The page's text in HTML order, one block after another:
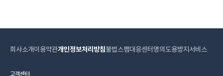
회사소개이용약관개인정보처리방침불법스팸대응센터 명의도용방지서비스
고객센터